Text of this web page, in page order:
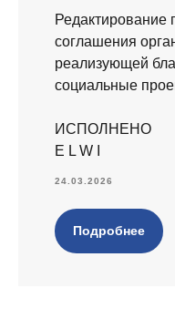
Редактирование
соглашения
реализующей
социальные
ИСПОЛНЕНО
E L W I
24.03.2026
Подробнее